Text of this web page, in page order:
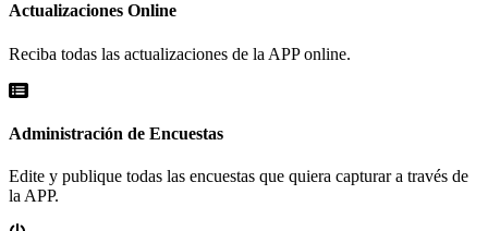
Actualizaciones Online
Reciba todas las actualizaciones de la APP online.
Administración de Encuestas
Edite y publique todas las encuestas que quiera capturar a través de
la APP.